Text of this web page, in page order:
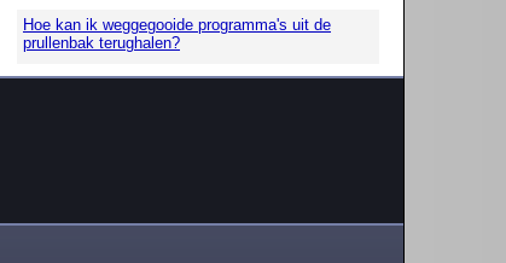
Hoe kan ik weggegooide programma's uit de
prullenbak terughalen?